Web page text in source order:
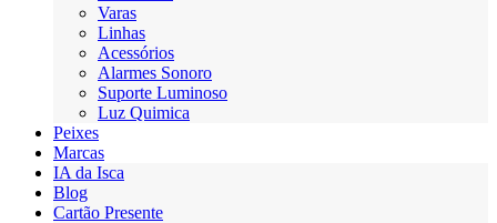
Varas
Linhas
Acessórios
Alarmes Sonoro
Suporte Luminoso
Luz Quimica
Peixes
Marcas
IA da Isca
Blog
Cartão Presente